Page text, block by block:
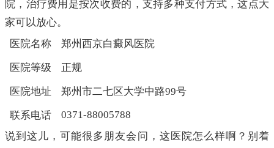
院，治疗费用是按次收费的，支持多种支付方式，这点大
家可以放心。
医院名称
郑州西京白癜风医院
医院等级 正规
医院地址 郑州市二七区大学中路99号
联系电话
0371-88005788
说到这儿，可能很多朋友会问，这医院怎么样啊？别着